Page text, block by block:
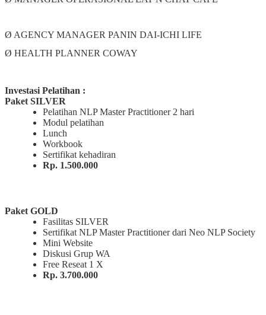
Ø AGENCY MANAGER PANIN DAI-ICHI LIFE
Ø HEALTH PLANNER COWAY
Investasi Pelatihan :
Paket SILVER
Pelatihan NLP Master Practitioner 2 hari
Modul pelatihan
Lunch
Workbook
Sertifikat kehadiran
Rp. 1.500.000
Paket GOLD
Fasilitas SILVER
Sertifikat NLP Master Practitioner dari Neo NLP Society
Mini Website
Diskusi Grup WA
Free Reseat 1 X
Rp. 3.700.000